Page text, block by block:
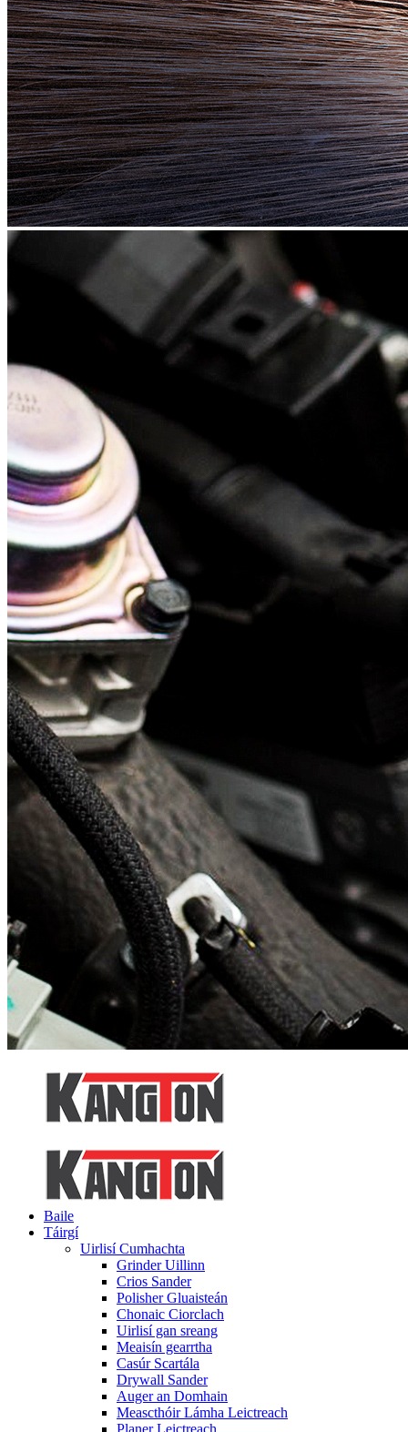
Baile
Táirgí
Uirlisí Cumhachta
Grinder Uillinn
Crios Sander
Polisher Gluaisteán
Chonaic Ciorclach
Uirlisí gan sreang
Meaisín gearrtha
Casúr Scartála
Drywall Sander
Auger an Domhain
Meascthóir Lámha Leictreach
Planer Leictreach